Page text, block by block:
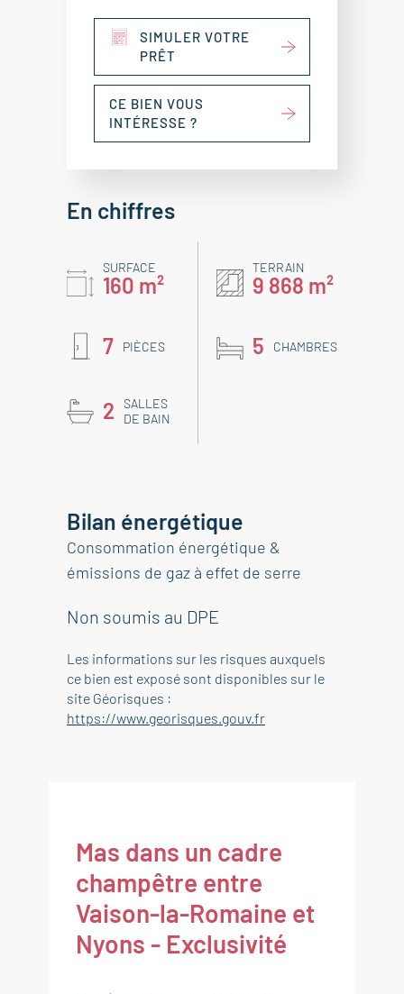
SIMULER VOTRE
PRÊT
CE BIEN VOUS
INTÉRESSE ?
En chiffres
SURFACE
160 m²
TERRAIN
9 868 m²
7 PIÈCES 5 CHAMBRES
2
SALLES
DE BAIN
Bilan énergétique
Consommation énergétique &
émissions de gaz à effet de serre
Non soumis au DPE
Les informations sur les risques auxquels
ce bien est exposé sont disponibles sur le
site Géorisques :
https://www.georisques.gouv.fr
Mas dans un cadre
champêtre entre
Vaison-la-Romaine et
Nyons - Exclusivité